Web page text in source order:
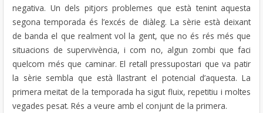
negativa. Un dels pitjors problemes que està tenint aquesta
segona temporada és l’excés de diàleg. La sèrie està deixant
de banda el que realment vol la gent, que no és rés més que
situacions de supervivència, i com no, algun zombi que faci
quelcom més que caminar. El retall pressupostari que va patir
la sèrie sembla que està llastrant el potencial d’aquesta. La
primera meitat de la temporada ha sigut fluix, repetitiu i moltes
vegades pesat. Rés a veure amb el conjunt de la primera.